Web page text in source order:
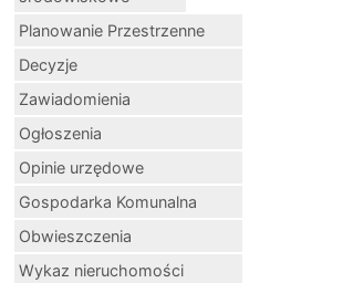
Planowanie Przestrzenne
Decyzje
Zawiadomienia
Ogłoszenia
Opinie urzędowe
Gospodarka Komunalna
Obwieszczenia
Wykaz nieruchomości